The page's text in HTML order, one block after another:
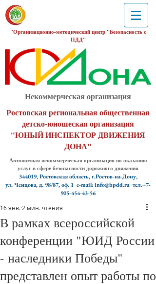
"Организационно-методический центр "Безопасность с
ПДД"
Некоммерческая организация
Ростовская региональная общественная
детско-юношеская организация
"ЮНЫЙ ИНСПЕКТОР ДВИЖЕНИЯ
ДОНА"
Автономная некоммерческая организация по оказанию
услуг в сфере безопасности дорожного движения
344019, Ростовская область, г.Ростов-на-Дону,
ул. Ченцова, д. 98/87, оф. 1 e-mail: info@bpdd.ru тел.+7-
905-454-43-56
В рамках всероссийской
конференции "ЮИД России
- наследники Победы"
представлен опыт работы по
16 янв. 2 мин. чтения